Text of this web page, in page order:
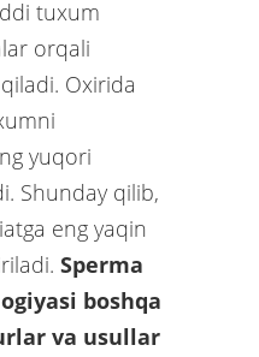
tuxum
orqali
Oxirida
yuqori
Shunday qilib,
eng yaqin
Sperma
boshqa
va usullar